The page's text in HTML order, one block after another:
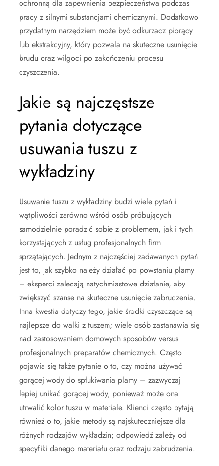
ochronną dla zapewnienia bezpieczeństwa podczas
pracy z silnymi substancjami chemicznymi. Dodatkowo
przydatnym narzędziem może być odkurzacz piorący
lub ekstrakcyjny, który pozwala na skuteczne usunięcie
brudu oraz wilgoci po zakończeniu procesu
czyszczenia.
Jakie są najczęstsze
pytania dotyczące
usuwania tuszu z
wykładziny
Usuwanie tuszu z wykładziny budzi wiele pytań i
wątpliwości zarówno wśród osób próbujących
samodzielnie poradzić sobie z problemem, jak i tych
korzystających z usług profesjonalnych firm
sprzątających. Jednym z najczęściej zadawanych pytań
jest to, jak szybko należy działać po powstaniu plamy
– eksperci zalecają natychmiastowe działanie, aby
zwiększyć szanse na skuteczne usunięcie zabrudzenia.
Inna kwestia dotyczy tego, jakie środki czyszczące są
najlepsze do walki z tuszem; wiele osób zastanawia się
nad zastosowaniem domowych sposobów versus
profesjonalnych preparatów chemicznych. Często
pojawia się także pytanie o to, czy można używać
gorącej wody do spłukiwania plamy – zazwyczaj
lepiej unikać gorącej wody, ponieważ może ona
utrwalić kolor tuszu w materiale. Klienci często pytają
również o to, jakie metody są najskuteczniejsze dla
różnych rodzajów wykładzin; odpowiedź zależy od
specyfiki danego materiału oraz rodzaju zabrudzenia.